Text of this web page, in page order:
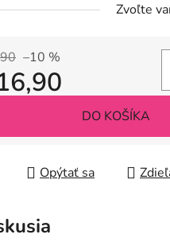
Zvoľte
–10 %
DO KOŠÍKA
Opýtať sa